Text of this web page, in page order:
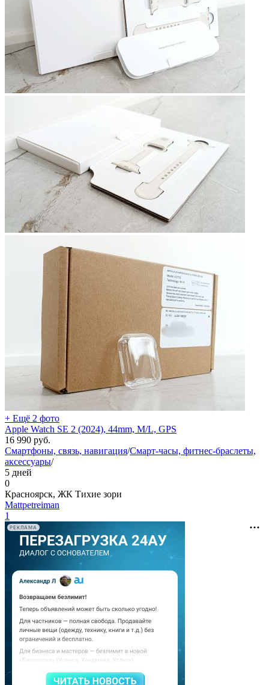
+ Ещё 2 фото
Apple Watch SE 2 (2024), 44mm, M/L, GPS
16 990 руб.
Смартфоны, связь, навигация/Смарт-часы, фитнес-браслеты,
аксессуары/
5 дней
0
Красноярск, ЖК Тихие зори
Mattpetreiman
1
РЕКЛАМА